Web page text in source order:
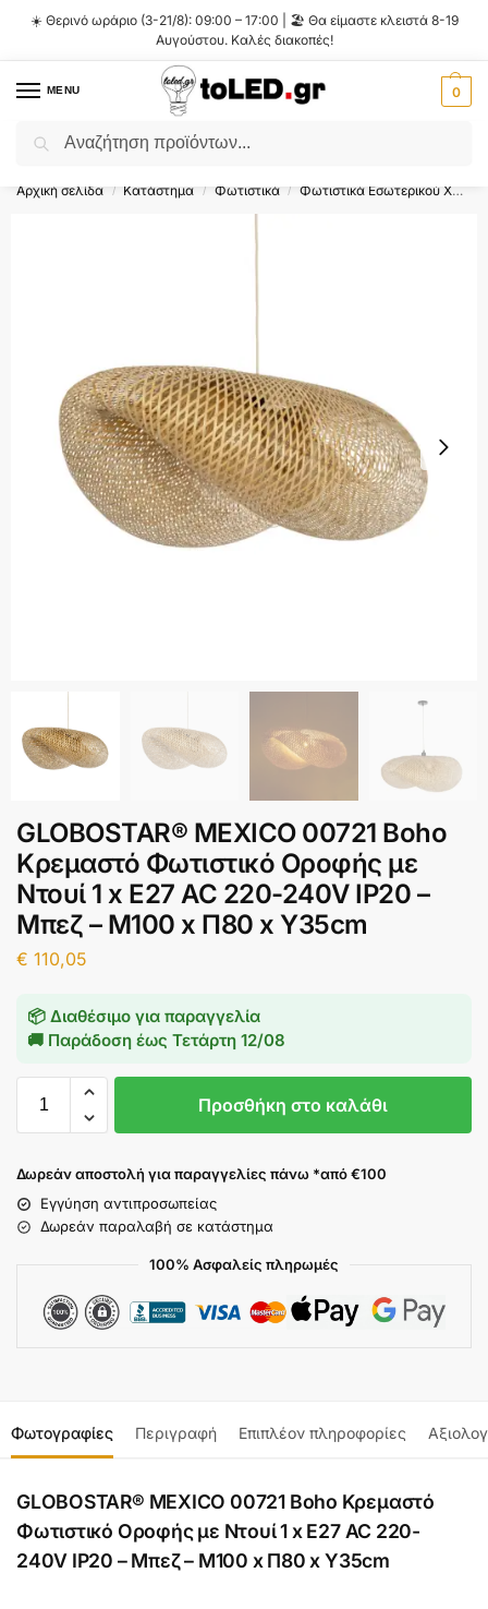
☀️ Θερινό ωράριο (3-21/8): 09:00 – 17:00 | 🏖️ Θα είμαστε κλειστά 8-19
Αυγούστου. Καλές διακοπές!
MENU 0
Flash Sale ⚡ 10% Έκπτωση με τον κωδικό
Αρχική σελίδα / Κατάστημα / Φωτιστικά / Φωτιστικά Εσωτερικού Χώρου
GLOBOSTAR® MEXICO 00721 Boho
Κρεμαστό Φωτιστικό Οροφής με
Ντουί 1 x E27 AC 220-240V IP20 –
Μπεζ – Μ100 x Π80 x Υ35cm
€ 110,05
📦 Διαθέσιμο για παραγγελία
🚚 Παράδοση έως Τετάρτη 12/08
Προσθήκη στο καλάθι
Δωρεάν αποστολή για παραγγελίες πάνω *από €100
Εγγύηση αντιπροσωπείας
Δωρεάν παραλαβή σε κατάστημα
100% Ασφαλείς πληρωμές
Φωτογραφίες Περιγραφή Επιπλέον πληροφορίες
GLOBOSTAR® MEXICO 00721 Boho Κρεμαστό
Φωτιστικό Οροφής με Ντουί 1 x E27 AC 220-
240V IP20 – Μπεζ – Μ100 x Π80 x Υ35cm